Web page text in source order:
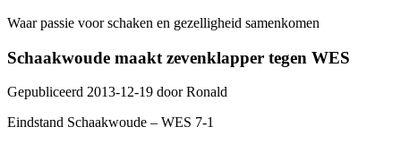
Waar passie voor schaken en gezelligheid samenkomen
Schaakwoude maakt zevenklapper tegen WES
Gepubliceerd 2013-12-19 doorRonald
Eindstand Schaakwoude – WES 7-1